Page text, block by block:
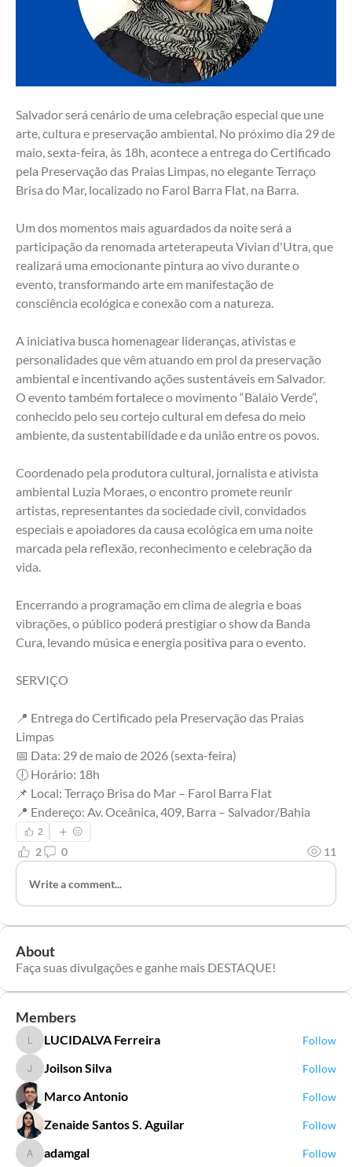
Salvador será cenário de uma celebração especial que une
arte, cultura e preservação ambiental. No próximo dia 29 de
maio, sexta-feira, às 18h, acontece a entrega do Certificado
pela Preservação das Praias Limpas, no elegante Terraço
Brisa do Mar, localizado no Farol Barra Flat, na Barra.
Um dos momentos mais aguardados da noite será a
participação da renomada arteterapeuta Vivian d'Utra, que
realizará uma emocionante pintura ao vivo durante o
evento, transformando arte em manifestação de
consciência ecológica e conexão com a natureza.
A iniciativa busca homenagear lideranças, ativistas e
personalidades que vêm atuando em prol da preservação
ambiental e incentivando ações sustentáveis em Salvador.
O evento também fortalece o movimento “Balaio Verde”,
conhecido pelo seu cortejo cultural em defesa do meio
ambiente, da sustentabilidade e da união entre os povos.
Coordenado pela produtora cultural, jornalista e ativista
ambiental Luzia Moraes, o encontro promete reunir
artistas, representantes da sociedade civil, convidados
especiais e apoiadores da causa ecológica em uma noite
marcada pela reflexão, reconhecimento e celebração da
vida.
Encerrando a programação em clima de alegria e boas
vibrações, o público poderá prestigiar o show da Banda
Cura, levando música e energia positiva para o evento.
SERVIÇO
📍 Entrega do Certificado pela Preservação das Praias
Limpas
📅 Data: 29 de maio de 2026 (sexta-feira)
🕕 Horário: 18h
📌 Local: Terraço Brisa do Mar – Farol Barra Flat
📍 Endereço: Av. Oceânica, 409, Barra – Salvador/Bahia
2
2 0 11
Write a comment...
About
Faça suas divulgações e ganhe mais DESTAQUE!
Members
LUCIDALVA Ferreira
LUCIDALVA Ferreira Follow
Joilson Silva
Joilson Silva Follow
Marco Antonio Follow
Zenaide Santos S. Aguilar Follow
adamgal
adamgal Follow